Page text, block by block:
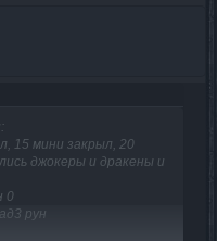
15 мини закрыл, 20
джокеры и дракены и
0
рун